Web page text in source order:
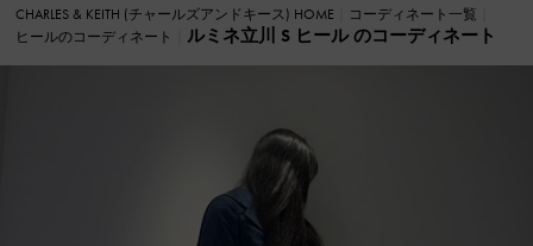
CHARLES & KEITH (チャールズアンドキース) HOME
コーディネート一覧
ヒールのコーディネート
ルミネ立川 S ヒール のコーディネート